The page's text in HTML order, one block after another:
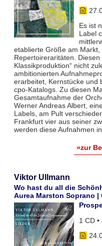
Es ist
Label
etablierte Größe am Markt,
Repertoireraritäten.
Klassikproduktion“ nicht
ambitionierten
erarbeitet, Kernstücke und
cpo-Katalogs. Zu diesen
Gesamtaufnahme der
Werner Andreas Albert,
Labels, am Pult
Frankfurt vier aus seiner
werden diese Aufnahmen
»zur
Viktor Ullmann
Wo hast du all die
Aurea Marston Soprano
1 CD